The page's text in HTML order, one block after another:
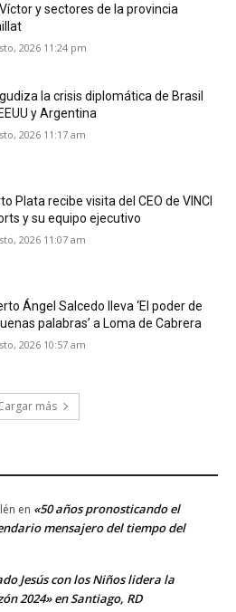
y sectores de la provincia
2026 11:24 pm
la crisis diplomática de Brasil
y Argentina
2026 11:17 am
Plata recibe visita del CEO de VINCI
y su equipo ejecutivo
2026 11:07 am
Ángel Salcedo lleva ‘El poder de
palabras’ a Loma de Cabrera
2026 10:57 am
más
en «50 años pronosticando el
mensajero del tiempo del
Jesús con los Niños lidera la
2024» en Santiago, RD